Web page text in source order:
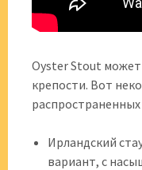
Oyster Stout
крепости. Вот
Ирландский
вариант, с